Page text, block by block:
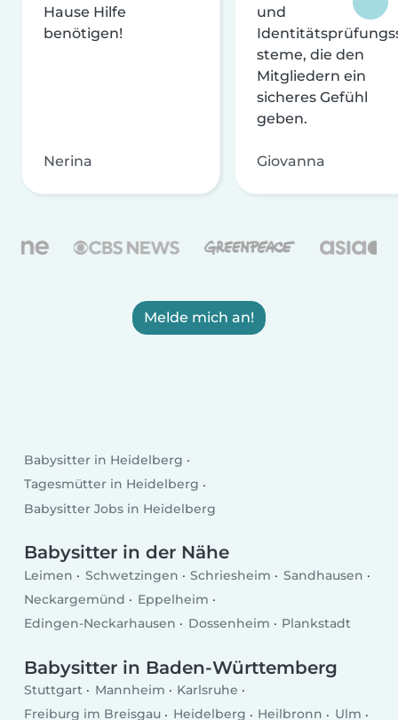
Hause Hilfe
benötigen!
Nerina
und
steme, die den
Mitgliedern ein
sicheres Gefühl
geben.
Giovanna
Melde mich an!
Babysitter in Heidelberg
Tagesmütter in Heidelberg
Babysitter Jobs in Heidelberg
Babysitter in der Nähe
Leimen Schwetzingen Schriesheim
Sandhausen
Neckargemünd
Eppelheim
Edingen-Neckarhausen
Dossenheim Plankstadt
Babysitter in Baden-Württemberg
Stuttgart Mannheim
Karlsruhe
Freiburg im Breisgau
Heidelberg Heilbronn
Ulm